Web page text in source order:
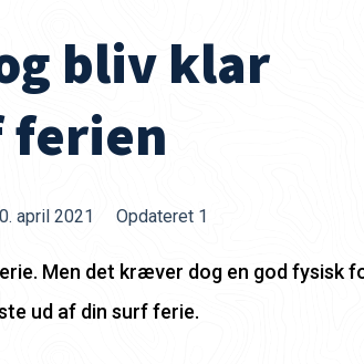
bliv klar
april 2021 Opdateret 1
Men det kræver dog en god fysisk
ud af din surf ferie.